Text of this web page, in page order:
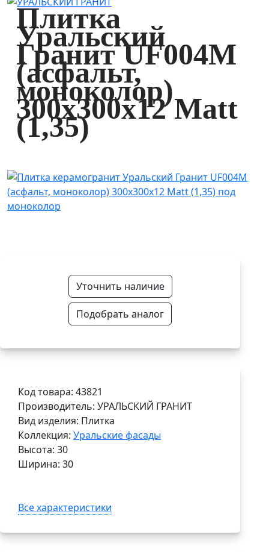
Плитка
Уральский
Гранит UF004M
(асфальт,
моноколор)
300х300х12 Matt
(1,35)
Уточнить наличие
Подобрать аналог
Код товара: 43821
Производитель: УРАЛЬСКИЙ ГРАНИТ
Вид изделия: Плитка
Коллекция: Уральские фасады
Высота: 30
Ширина: 30
Все характеристики